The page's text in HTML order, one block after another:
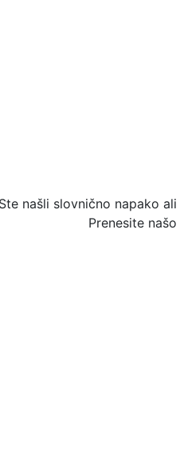
Ste našli slovnično napako
Prenesite